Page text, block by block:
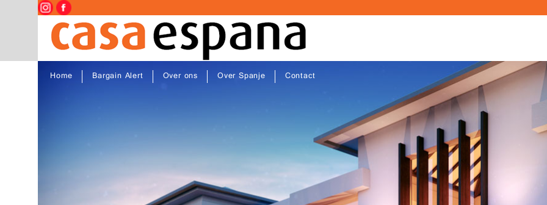
Home Bargain Alert Over ons Over Spanje Contact